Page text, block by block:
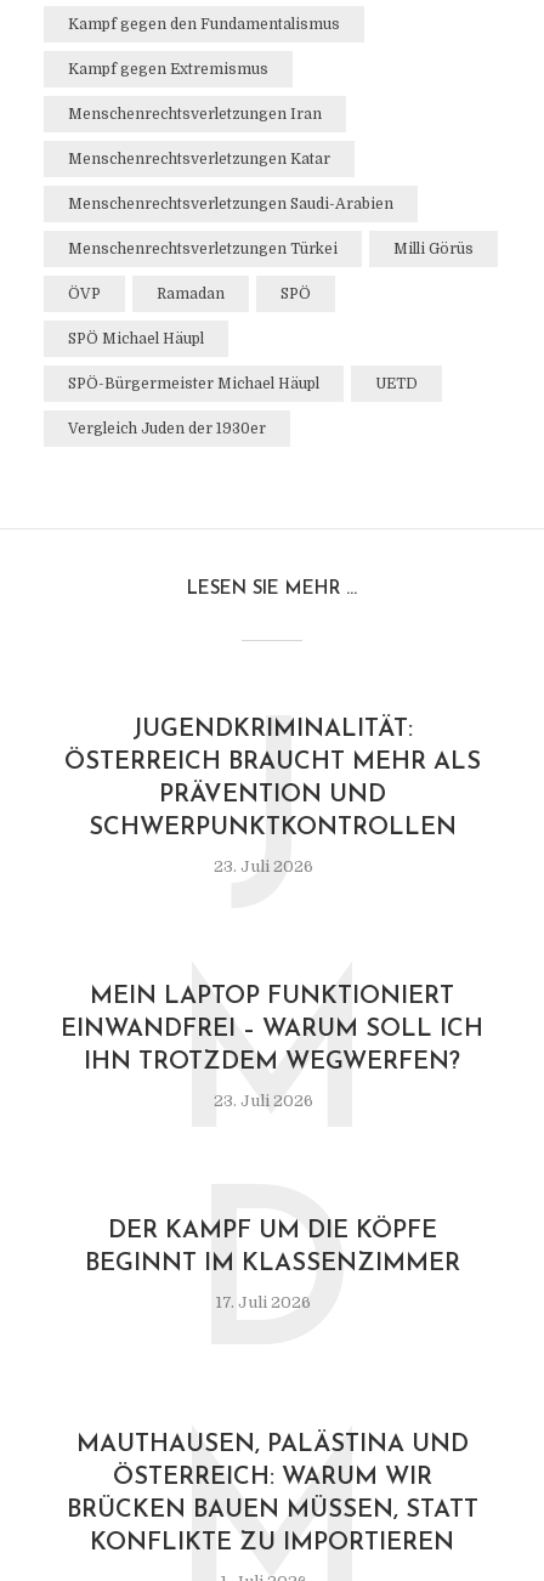
Kampf gegen den Fundamentalismus
Kampf gegen Extremismus
Menschenrechtsverletzungen Iran
Menschenrechtsverletzungen Katar
Menschenrechtsverletzungen Saudi-Arabien
Menschenrechtsverletzungen Türkei Milli Görüs
ÖVP Ramadan SPÖ
SPÖ Michael Häupl
SPÖ-Bürgermeister Michael Häupl UETD
Vergleich Juden der 1930er
LESEN SIE MEHR ...
JUGENDKRIMINALITÄT:
ÖSTERREICH BRAUCHT MEHR ALS
PRÄVENTION UND
SCHWERPUNKTKONTROLLEN
23. Juli 2026
J
MEIN LAPTOP FUNKTIONIERT
EINWANDFREI – WARUM SOLL ICH
IHN TROTZDEM WEGWERFEN?
23. Juli 2026
M
DER KAMPF UM DIE KÖPFE
BEGINNT IM KLASSENZIMMER
17. Juli 2026
D
MAUTHAUSEN, PALÄSTINA UND
ÖSTERREICH: WARUM WIR
BRÜCKEN BAUEN MÜSSEN, STATT
KONFLIKTE ZU IMPORTIEREN
M